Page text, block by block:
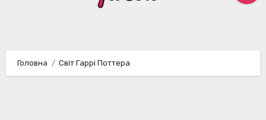
Головна Світ Гаррі Поттера